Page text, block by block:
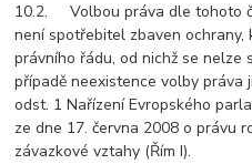
10.2. Volbou práva dle tohoto
není spotřebitel zbaven
právního řádu, od nichž se nelze
případě neexistence volby práva
odst. 1 Nařízení Evropského
ze dne 17. června 2008 o právu
závazkové vztahy (Řím I).